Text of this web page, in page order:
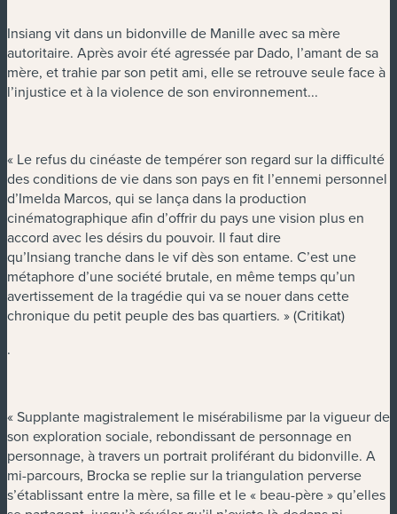
Insiang vit dans un bidonville de Manille avec sa mère
autoritaire. Après avoir été agressée par Dado, l’amant de sa
mère, et trahie par son petit ami, elle se retrouve seule face à
l’injustice et à la violence de son environnement...
« Le refus du cinéaste de tempérer son regard sur la difficulté
des conditions de vie dans son pays en fit l’ennemi personnel
d’Imelda Marcos, qui se lança dans la production
cinématographique afin d’offrir du pays une vision plus en
accord avec les désirs du pouvoir. Il faut dire
qu’Insiang tranche dans le vif dès son entame. C’est une
métaphore d’une société brutale, en même temps qu’un
avertissement de la tragédie qui va se nouer dans cette
chronique du petit peuple des bas quartiers. » (Critikat)
.
« Supplante magistralement le misérabilisme par la vigueur de
son exploration sociale, rebondissant de personnage en
personnage, à travers un portrait proliférant du bidonville. A
mi-parcours, Brocka se replie sur la triangulation perverse
s’établissant entre la mère, sa fille et le « beau-père » qu’elles